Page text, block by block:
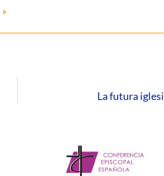
La futura